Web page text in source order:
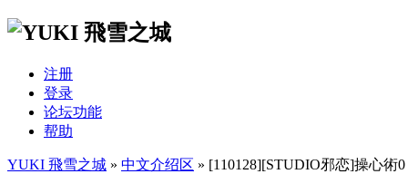
注册
登录
论坛功能
帮助
YUKI 飛雪之城 » 中文介绍区 » [110128][STUDIO邪恋]操心術0